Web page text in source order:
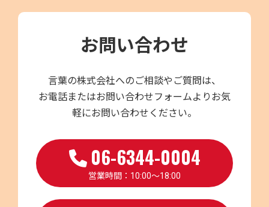
お問い合わせ
言葉の株式会社へのご相談やご質問は、
お電話またはお問い合わせフォームよりお気
軽にお問い合わせください。
06-6344-0004
営業時間：10:00～18:00